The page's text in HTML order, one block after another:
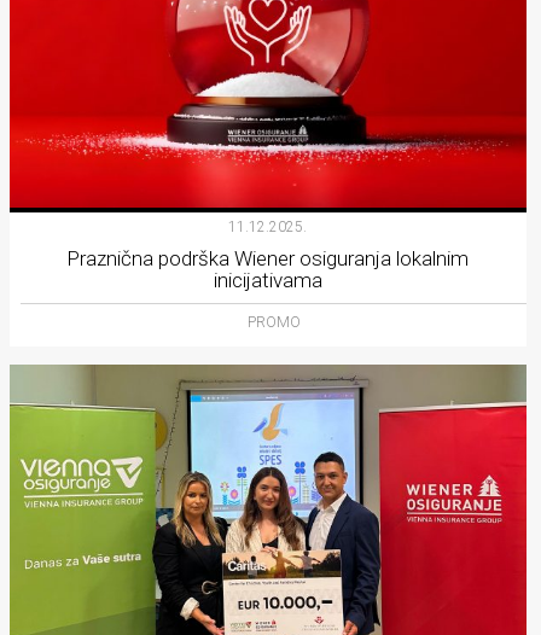
11.12.2025.
Praznična podrška Wiener osiguranja lokalnim
inicijativama
PROMO